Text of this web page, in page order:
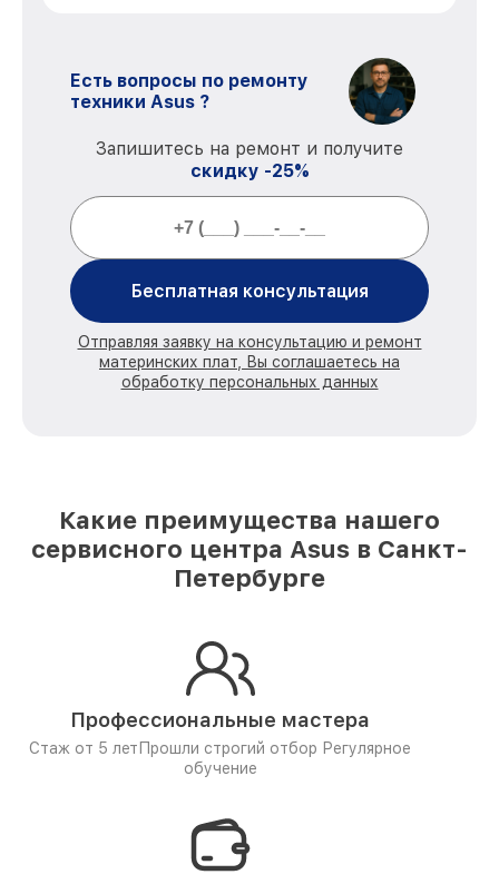
Есть вопросы по ремонту
техники Asus ?
Запишитесь на ремонт и получите
скидку -25%
Бесплатная консультация
Отправляя заявку на консультацию и ремонт
материнских плат, Вы соглашаетесь на
обработку персональных данных
Какие преимущества нашего
сервисного центра Asus в Санкт-
Петербурге
Профессиональные мастера
Стаж от 5 лет Прошли строгий отбор Регулярное
обучение